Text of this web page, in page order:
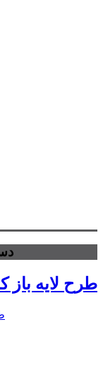
طرح لایه باز